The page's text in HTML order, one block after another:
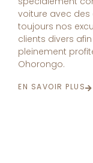
Fêtez n’importe
anniversaire,
avec un brunch
nature. Nos
expérience
nombreuses
EN SAVOIR PLUS